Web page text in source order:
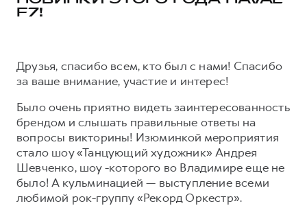
от 3 199 000 ₽ от 3 499 000 ₽
F7
от 2 899 000 ₽
F7X
от 3 599 000 ₽
Тест-драйв
КРЕДИТ И СТРАХОВАНИЕ
Кредитный калькулятор
Страхование
Кредит
КОРПОРАТИВНЫМ КЛИЕНТАМ
СЕРВИСНОЕ ОБСЛУЖИВАНИЕ
Программа «Помощь на дороге»
Регламенты технического обслуживания
Электронный ПТС
ПОДДЕРЖКА
GWM Безопасность
Гарантия HAVAL
Контакты
F7!
Друзья, спасибо всем, кто был с нами! Спасибо
за ваше внимание, участие и интерес!
Было очень приятно видеть заинтересованность
брендом и слышать правильные ответы на
вопросы викторины! Изюминкой мероприятия
стало шоу «Танцующий художник» Андрея
Шевченко, шоу -которого во Владимире еще не
было! А кульминацией — выступление всеми
любимой рок-группу «Рекорд Оркестр».